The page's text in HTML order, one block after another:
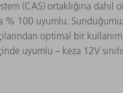
(CAS) ortaklığına
% 100 uyumlu.
optimal bir
uyumlu – keza 12V